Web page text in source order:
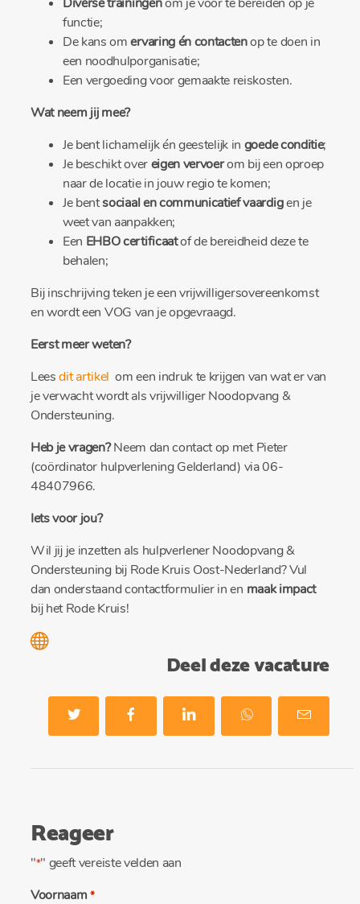
functie;
De kans omervaring én contactenop te doen in
een noodhulporganisatie;
Een vergoeding voor gemaakte reiskosten.
Wat neem jij mee?
Je bent lichamelijk én geestelijk in goede conditie;
Je beschikt overeigen vervoerom bij een oproep
naar de locatie in jouw regio te komen;
Je bentsociaal en communicatief vaardigen je
weet van aanpakken;
Een EHBO certificaatof de bereidheid deze te
behalen;
Bij inschrijving teken je een vrijwilligersovereenkomst
en wordt een VOG van je opgevraagd.
Eerst meer weten?
Leesdit artikel om een indruk te krijgen van wat er van
je verwacht wordt als vrijwilliger Noodopvang &
Ondersteuning.
Heb je vragen?Neem dan contact op met Pieter
(coördinator hulpverlening Gelderland) via 06-
48407966.
Iets voor jou?
Wil jij je inzetten als hulpverlener Noodopvang &
Ondersteuning bij Rode Kruis Oost-Nederland? Vul
dan onderstaand contactformulier in en maak impact
bij het Rode Kruis!
Deel deze vacature
Reageer
"*" geeft vereiste velden aan
Voornaam *